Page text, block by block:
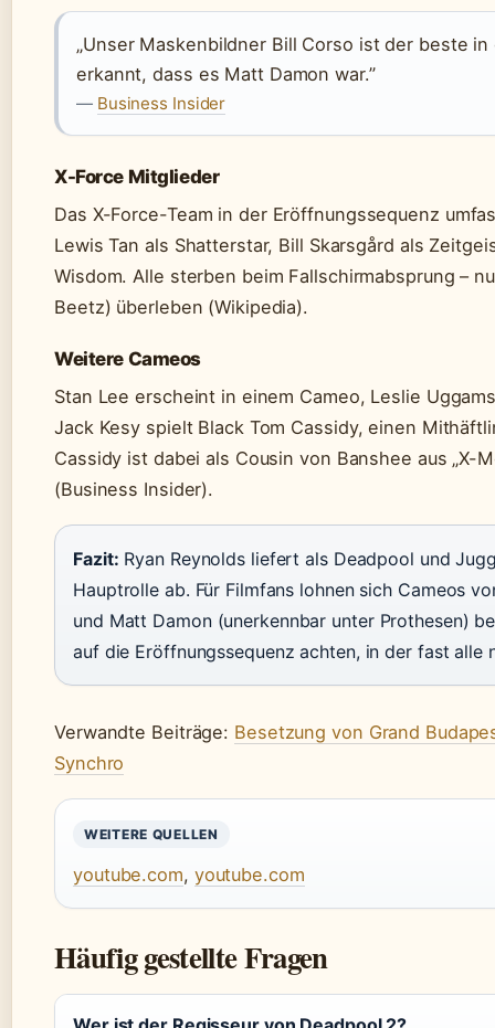
„Unser Maskenbildner Bill Corso ist der beste
erkannt, dass es Matt Damon war.”
— Business Insider
X-Force Mitglieder
Das X-Force-Team in der Eröffnungssequenz
Lewis Tan als Shatterstar, Bill Skarsgård als
Wisdom. Alle sterben beim Fallschirmabsprung –
Beetz) überleben (Wikipedia).
Weitere Cameos
Stan Lee erscheint in einem Cameo, Leslie
Jack Kesy spielt Black Tom Cassidy, einen
Cassidy ist dabei als Cousin von Banshee aus „X-
(Business Insider).
Fazit: Ryan Reynolds liefert als Deadpool und
Hauptrolle ab. Für Filmfans lohnen sich Cameos
und Matt Damon (unerkennbar unter Prothesen)
auf die Eröffnungssequenz achten, in der fast alle
Verwandte Beiträge: Besetzung von Grand
Synchro
WEITERE QUELLEN
youtube.com, youtube.com
Häufig gestellte Fragen